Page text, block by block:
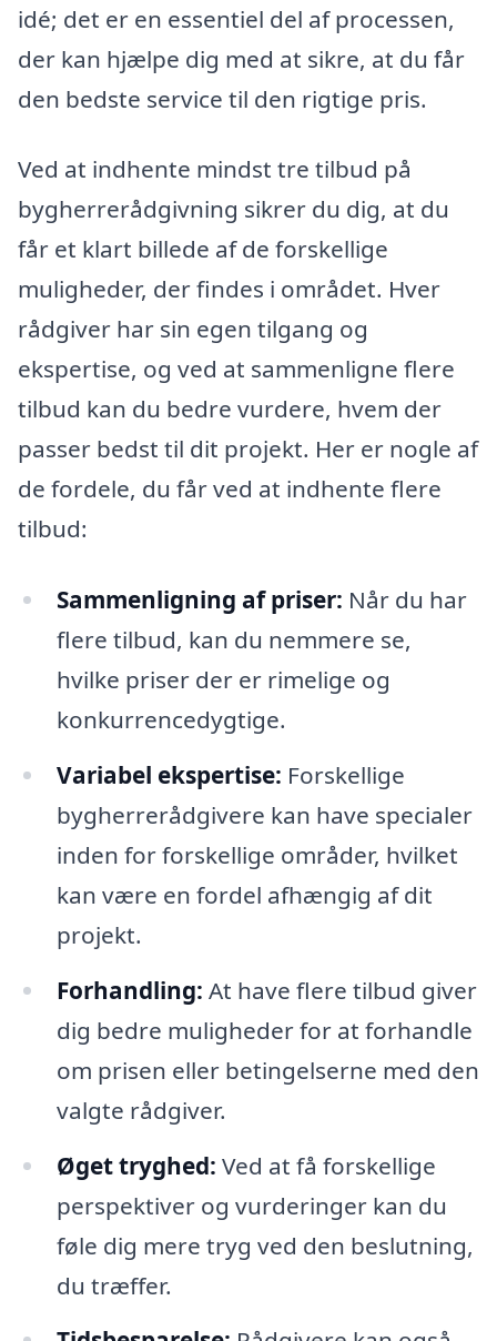
idé; det er en essentiel del af processen,
der kan hjælpe dig med at sikre, at du får
den bedste service til den rigtige pris.
Ved at indhente mindst tre tilbud på
bygherrerådgivning sikrer du dig, at du
får et klart billede af de forskellige
muligheder, der findes i området. Hver
rådgiver har sin egen tilgang og
ekspertise, og ved at sammenligne flere
tilbud kan du bedre vurdere, hvem der
passer bedst til dit projekt. Her er nogle af
de fordele, du får ved at indhente flere
tilbud:
Sammenligning af priser: Når du har
flere tilbud, kan du nemmere se,
hvilke priser der er rimelige og
konkurrencedygtige.
Variabel ekspertise: Forskellige
bygherrerådgivere kan have specialer
inden for forskellige områder, hvilket
kan være en fordel afhængig af dit
projekt.
Forhandling: At have flere tilbud giver
dig bedre muligheder for at forhandle
om prisen eller betingelserne med den
valgte rådgiver.
Øget tryghed: Ved at få forskellige
perspektiver og vurderinger kan du
føle dig mere tryg ved den beslutning,
du træffer.